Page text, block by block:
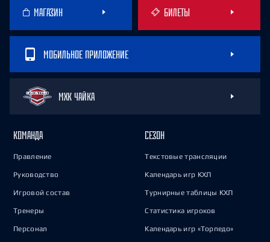
МАГАЗИН БИЛЕТЫ
МОБИЛЬНОЕ ПРИЛОЖЕНИЕ
МХК ЧАЙКА
КОМАНДА
Правление
Руководство
Игровой состав
Тренеры
Персонал
СЕЗОН
Текстовые трансляции
Календарь игр КХЛ
Турнирные таблицы КХЛ
Статистика игроков
Календарь игр «Торпедо»